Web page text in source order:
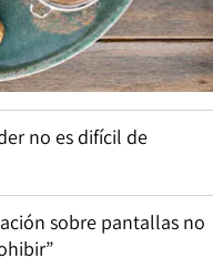
no es difícil de
sobre pantallas no